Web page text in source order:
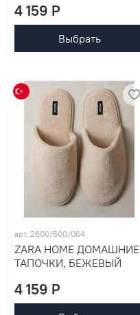
4 159 P
Выбрать
арт. 2600/500/004
ZARA HOME ДОМАШНИЕ
ТАПОЧКИ, БЕЖЕВЫЙ
4 159 P